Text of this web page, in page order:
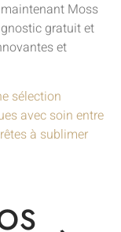
Moss
gratuit et
et
sélection
avec soin entre
à sublimer